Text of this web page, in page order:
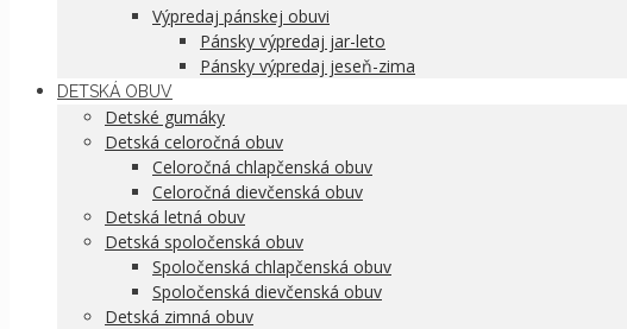
Výpredaj pánskej obuvi
Pánsky výpredaj jar-leto
Pánsky výpredaj jeseň-zima
DETSKÁ OBUV
Detské gumáky
Detská celoročná obuv
Celoročná chlapčenská obuv
Celoročná dievčenská obuv
Detská letná obuv
Detská spoločenská obuv
Spoločenská chlapčenská obuv
Spoločenská dievčenská obuv
Detská zimná obuv